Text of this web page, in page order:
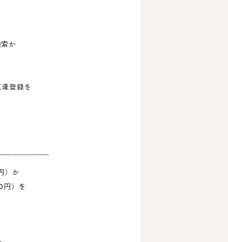
か
登録を
￣￣￣￣￣￣
）か
）を